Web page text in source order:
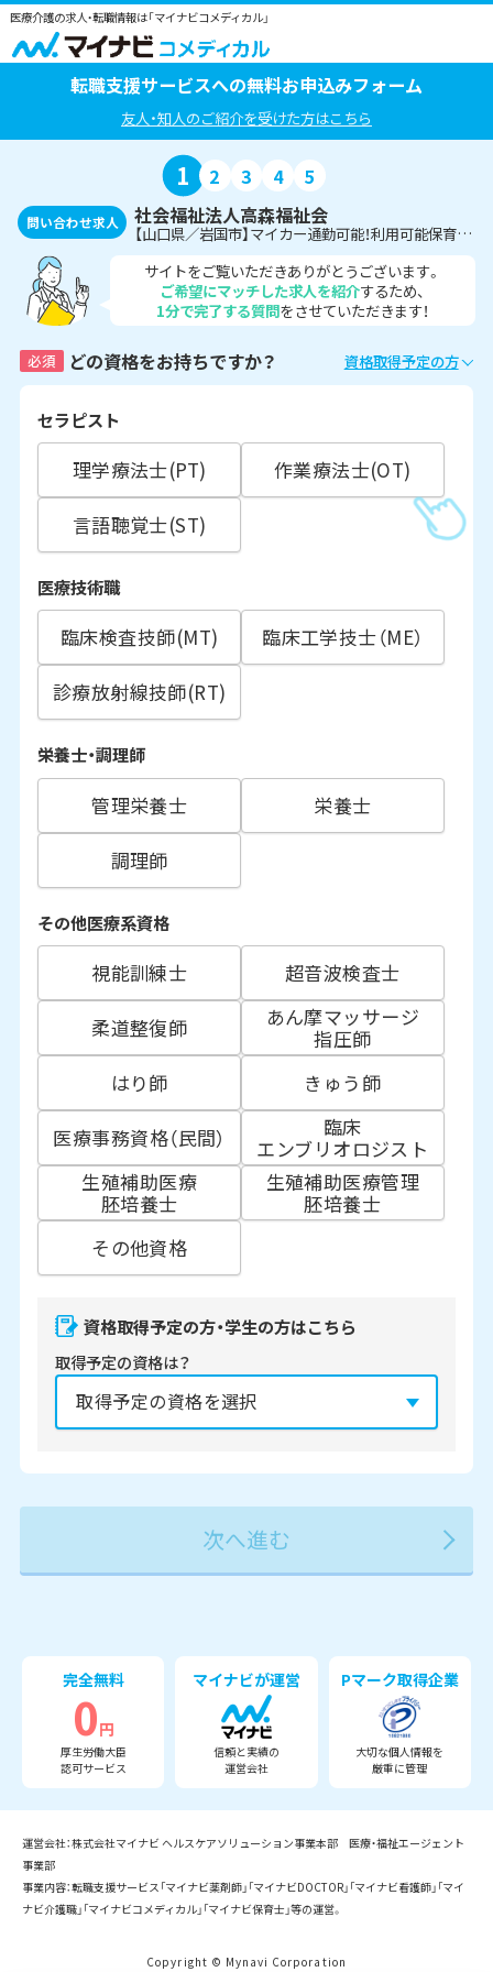
医療介護の求人・転職情報は「マイナビコメディカル」
転職支援サービスへの無料お申込みフォーム
友人・知人のご紹介を受けた方はこちら
1 2 3 4 5
問い合わせ求人 社会福祉法人高森福祉会
【山口県／岩国市】マイカー通勤可能！利用可能保育所あり◎老人保健施設での理学療法士のお仕事です♪
サイトをご覧いただきありがとうございます。
ご希望にマッチした求人を紹介するため、
1分で完了する質問をさせていただきます！
必須 どの資格をお持ちですか？ 資格取得予定の方
セラピスト
理学療法士(PT)
作業療法士(OT)
言語聴覚士(ST)
医療技術職
臨床検査技師(MT)
臨床工学技士（ME）
診療放射線技師(RT)
栄養士・調理師
管理栄養士
栄養士
調理師
その他医療系資格
視能訓練士
超音波検査士
柔道整復師
あん摩マッサージ
指圧師
はり師
きゅう師
医療事務資格（民間）
臨床
エンブリオロジスト
生殖補助医療
胚培養士
生殖補助医療管理
胚培養士
その他資格
資格取得予定の方・学生の方はこちら
取得予定の資格は？
2027年 2028年 2029年 3月
完全無料
0円
厚生労働大臣
認可サービス
マイナビが運営
信頼と実績の
運営会社
Pマーク取得企業
大切な個人情報を
厳重に管理
運営会社：株式会社マイナビ ヘルスケアソリューション事業本部 医療・福祉エージェント
事業部
事業内容：転職支援サービス「マイナビ薬剤師」「マイナビDOCTOR」「マイナビ看護師」「マイ
ナビ介護職」「マイナビコメディカル」「マイナビ保育士」等の運営。
Copyright © Mynavi Corporation